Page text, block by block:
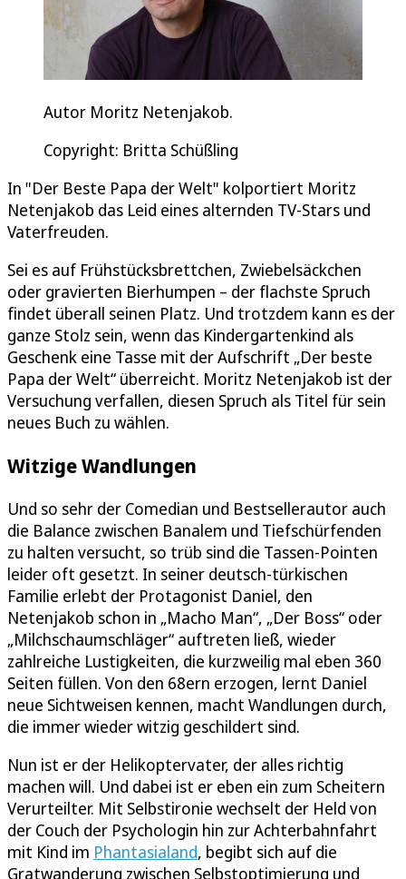
Autor Moritz Netenjakob.
Copyright: Britta Schüßling
In "Der Beste Papa der Welt" kolportiert Moritz
Netenjakob das Leid eines alternden TV-Stars und
Vaterfreuden.
Sei es auf Frühstücksbrettchen, Zwiebelsäckchen
oder gravierten Bierhumpen – der flachste Spruch
findet überall seinen Platz. Und trotzdem kann es der
ganze Stolz sein, wenn das Kindergartenkind als
Geschenk eine Tasse mit der Aufschrift „Der beste
Papa der Welt“ überreicht. Moritz Netenjakob ist der
Versuchung verfallen, diesen Spruch als Titel für sein
neues Buch zu wählen.
Witzige Wandlungen
Und so sehr der Comedian und Bestsellerautor auch
die Balance zwischen Banalem und Tiefschürfenden
zu halten versucht, so trüb sind die Tassen-Pointen
leider oft gesetzt. In seiner deutsch-türkischen
Familie erlebt der Protagonist Daniel, den
Netenjakob schon in „Macho Man“, „Der Boss“ oder
„Milchschaumschläger“ auftreten ließ, wieder
zahlreiche Lustigkeiten, die kurzweilig mal eben 360
Seiten füllen. Von den 68ern erzogen, lernt Daniel
neue Sichtweisen kennen, macht Wandlungen durch,
die immer wieder witzig geschildert sind.
Nun ist er der Helikoptervater, der alles richtig
machen will. Und dabei ist er eben ein zum Scheitern
Verurteilter. Mit Selbstironie wechselt der Held von
der Couch der Psychologin hin zur Achterbahnfahrt
mit Kind im Phantasialand, begibt sich auf die
Gratwanderung zwischen Selbstoptimierung und